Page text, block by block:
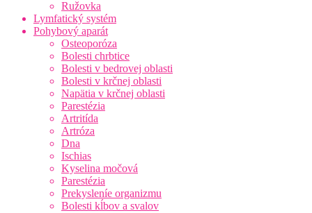
Ružovka
Lymfatický systém
Pohybový aparát
Osteoporóza
Bolesti chrbtice
Bolesti v bedrovej oblasti
Bolesti v krčnej oblasti
Napätia v krčnej oblasti
Parestézia
Artritída
Artróza
Dna
Ischias
Kyselina močová
Parestézia
Prekysleníe organizmu
Bolesti kĺbov a svalov